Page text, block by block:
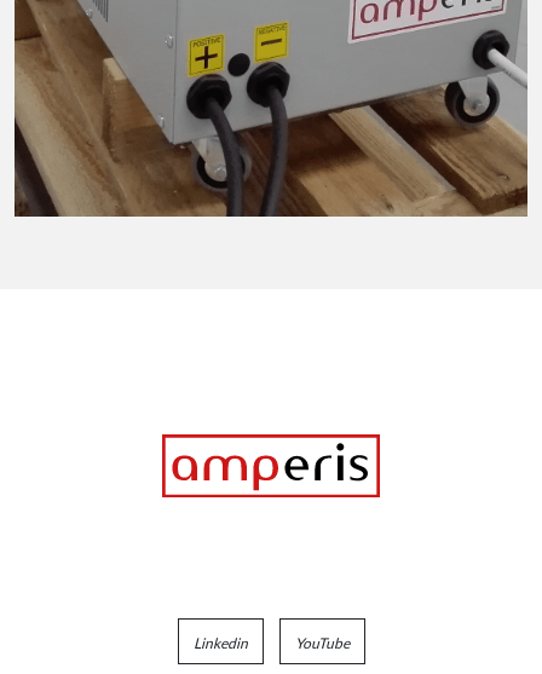
Linkedin YouTube